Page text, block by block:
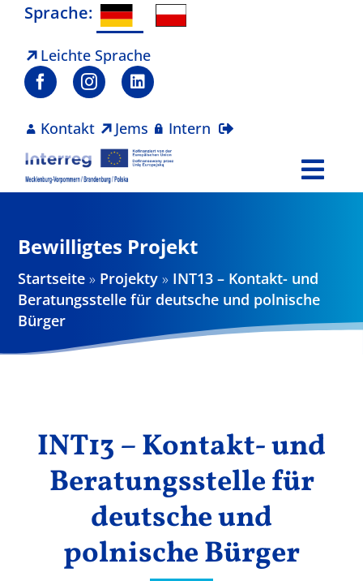
Zum
springen
Sprache:
Leichte Sprache
Kontakt Jems Intern
Projekte
Aktuelles
Bewilligtes Projekt
Startseite » Projekty » INT13 – Kontakt- und
Beratungsstelle für deutsche und polnische
Bürger
INT13 – Kontakt- und
Beratungsstelle für
deutsche und
polnische Bürger